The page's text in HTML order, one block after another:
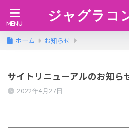
ジャグラコ
ホーム お知らせ
サイトリニューアルのお知ら
2022年4月27日